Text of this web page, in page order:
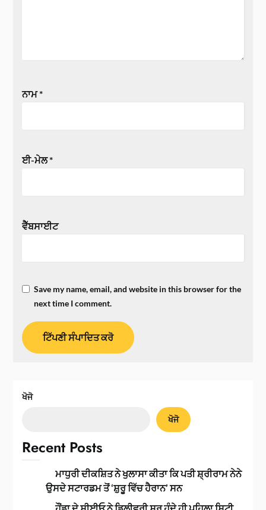
ਨਾਮ*
ਈ-ਮੇਲ*
ਵੈੱਬਸਾਈਟ
Save my name, email, and website in this browser for the
next time I comment.
ਖੋਜੋ
ਖੋਜੋ
Recent Posts
ਮਾਧੁਰੀ ਦੀਕਸ਼ਿਤ ਨੇ ਖੁਲਾਸਾ ਕੀਤਾ ਕਿ ਪਤੀ ਸ਼੍ਰੀਰਾਮ ਨੇਨੇ
ਉਸਦੇ ਸਟਾਰਡਮ ਤੋਂ ‘ਸ਼ੁਰੂ ਵਿੱਚ ਹੈਰਾਨ’ ਸਨ